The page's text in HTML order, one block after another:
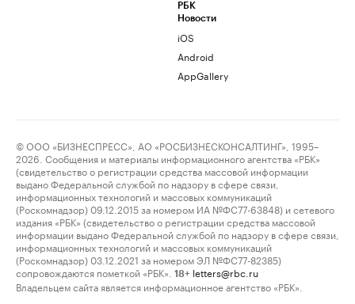
РБК
Новости
iOS
Android
AppGallery
© ООО «БИЗНЕСПРЕСС», АО «РОСБИЗНЕСКОНСАЛТИНГ», 1995–
2026. Сообщения и материалы информационного агентства «РБК»
(свидетельство о регистрации средства массовой информации
выдано Федеральной службой по надзору в сфере связи,
информационных технологий и массовых коммуникаций
(Роскомнадзор) 09.12.2015 за номером ИА №ФС77-63848) и сетевого
издания «РБК» (свидетельство о регистрации средства массовой
информации выдано Федеральной службой по надзору в сфере связи,
информационных технологий и массовых коммуникаций
(Роскомнадзор) 03.12.2021 за номером ЭЛ №ФС77-82385)
сопровождаются пометкой «РБК».
18+ letters@rbc.ru
Владельцем сайта является информационное агентство «РБК».